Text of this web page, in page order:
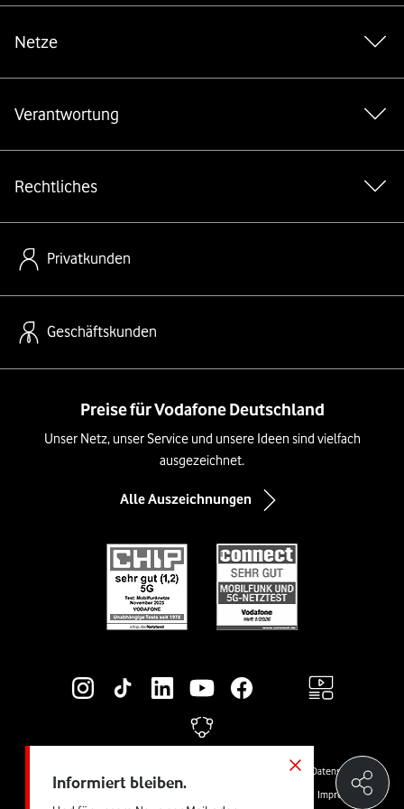
Informiert bleiben.
Netze
Verantwortung
Rechtliches
Privatkunden
Geschäftskunden
Preise für Vodafone Deutschland
Unser Netz, unser Service und unsere Ideen sind vielfach
ausgezeichnet.
Alle Auszeichnungen
Social-Media-Links
Cookies
Datenschutz
Impressum